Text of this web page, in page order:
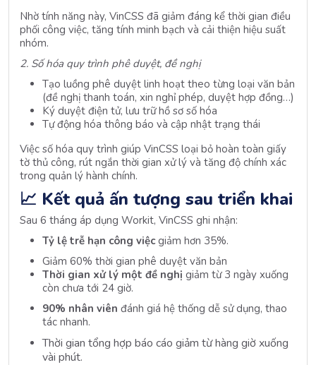
Nhờ tính năng này, VinCSS đã giảm đáng kể thời gian điều
phối công việc, tăng tính minh bạch và cải thiện hiệu suất
nhóm.
2. Số hóa quy trình phê duyệt, đề nghị
Tạo luồng phê duyệt linh hoạt theo từng loại văn bản
(đề nghị thanh toán, xin nghỉ phép, duyệt hợp đồng…)
Ký duyệt điện tử, lưu trữ hồ sơ số hóa
Tự động hóa thông báo và cập nhật trạng thái
Việc số hóa quy trình giúp VinCSS loại bỏ hoàn toàn giấy
tờ thủ công, rút ngắn thời gian xử lý và tăng độ chính xác
trong quản lý hành chính.
📈 Kết quả ấn tượng sau triển khai
Sau 6 tháng áp dụng Workit, VinCSS ghi nhận:
Tỷ lệ trễ hạn công việcgiảm hơn 35%.
Giảm 60% thời gian phê duyệt văn bản
Thời gian xử lý một đề nghị giảm từ 3 ngày xuống
còn chưa tới 24 giờ.
90% nhân viên đánh giá hệ thống dễ sử dụng, thao
tác nhanh.
Thời gian tổng hợp báo cáo giảm từ hàng giờ xuống
vài phút.